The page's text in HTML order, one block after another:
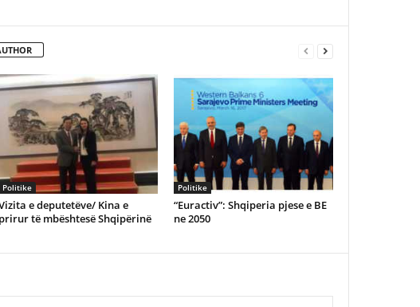
Politike
e deputetëve/ Kina e
prirur të mbështesë Shqipërinë
Politike
“Euractiv”: Shqiperia pjese e BE
ne 2050